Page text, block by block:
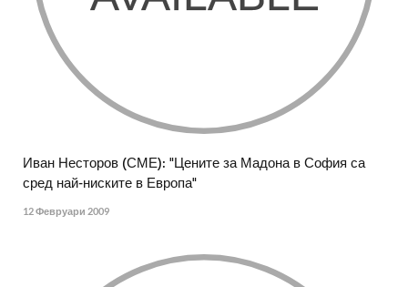
Иван Несторов (СМЕ): "Цените за Мадона в София са
сред най-ниските в Европа"
12 Февруари 2009